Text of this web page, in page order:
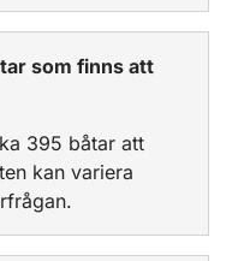
som finns att
395 båtar att
kan variera